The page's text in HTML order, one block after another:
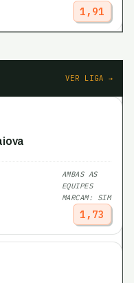
1,91
VER LIGA →
AMBAS AS
EQUIPES
MARCAM: SIM
1,73